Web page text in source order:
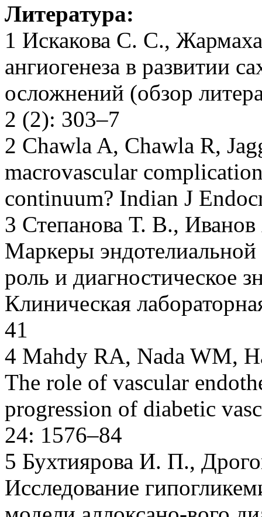
Литература:
1 Искакова С. С.,
ангиогенеза в развитии
осложнений (обзор
2 (2): 303–7
2 Chawla A, Chawla R,
macrovascular
continuum? Indian J
3 Степанова Т. В.,
Маркеры эндотелиальной
роль и диагностическое
Клиническая
41
4 Mahdy RA, Nada WM,
The role of vascular
progression of diabetic
24: 1576–84
5 Бухтиярова И. П.,
Исследование